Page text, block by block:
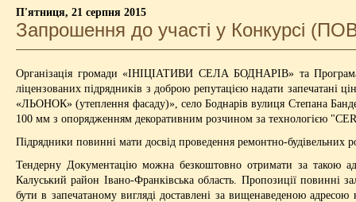
П'ятниця, 21 серпня 2015
Запрошення до участі у Конкурсі
Організація громади «ІНІЦІАТИВИ СЕЛА БОДНАРІВ» та Програма
ліцензованих підрядників з доброю репутацією надати запечатані
«ЛЬОНОК» (утеплення фасаду)», село Боднарів вулиця Степана
100 мм з опорядженням декоративним розчином за технологією
Підрядники повинні мати досвід проведення ремонтно-будівельних
Тендерну Документацію можна безкоштовно отримати за такою
Калуський район Івано-Франківська область. Пропозиції
бути в запечатаному вигляді доставлені за вищенаведеною